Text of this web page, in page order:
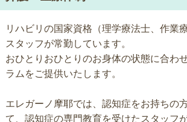
リハビリの国家資格（理学療法士、作業
スタッフが常勤しています。
おひとりおひとりのお身体の状態に合わ
ラムをご提供いたします。
エレガーノ摩耶では、認知症をお持ちの
て、認知症の専門教育を受けたスタッフ